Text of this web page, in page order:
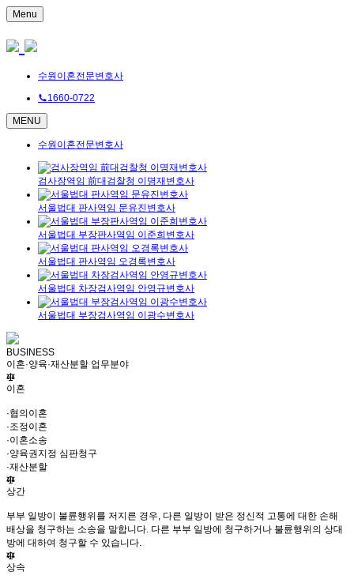
Menu
수원이혼전문변호사
1660-0722
MENU
수원이혼전문변호사
검사장역임 前대검찰청 이명재변호사
서울법대 판사역임 문유진변호사
서울법대 부장판사역임 이준희변호사
서울법대 판사역임 오경록변호사
서울법대 차장검사역임 안영규변호사
서울법대 부장검사역임 이광수변호사
BUSINESS
이혼·양육·재산분할 업무분야
이혼
·협의이혼
·조정이혼
·이혼소송
·양육권지정 심판청구
·재산분할
상간
부부 일방이 불륜행위를 저지른 경우, 다른 일방이 받은 정신적 고통에 대한 손해
배상을 청구하는 소송을 말합니다. 다른 부부 일방에 청구하거나 불륜행위의 상대
방에 대하여 청구할 수 있습니다.
상속